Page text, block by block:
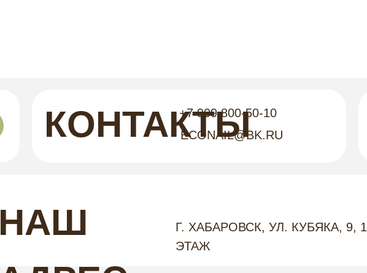
КОНТАКТЫ
+7 909 800-50-10
ECONAIL@BK.RU
Г. ХАБАРОВСК, УЛ. КУБЯКА, 9, 1
ЭТАЖ
НАШ